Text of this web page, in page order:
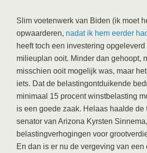
Slim voetenwerk van Biden (ik moet
opwaarderen, nadat ik hem eerder
heeft toch een investering
milieuplan ooit. Minder dan gehoopt,
misschien ooit mogelijk was, maar
iets. Dat de belastingontduikende
minimaal 15 procent winstbelasting
is een goede zaak. Helaas haalde de
senator van Arizona Kyrsten
belastingverhogingen voor
En dan is er nu de vergeving van een